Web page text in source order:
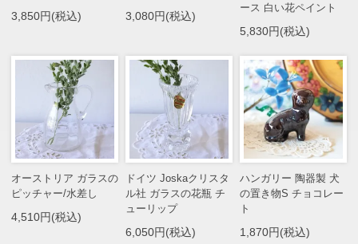
3,850円(税込) 3,080円(税込)
ース 白い花ペイント
5,830円(税込)
オーストリア ガラスの
ピッチャー/水差し
4,510円(税込)
ドイツ Joskaクリスタ
ル社 ガラスの花瓶 チ
ューリップ
6,050円(税込)
ハンガリー 陶器製 犬
の置き物S チョコレー
ト
1,870円(税込)